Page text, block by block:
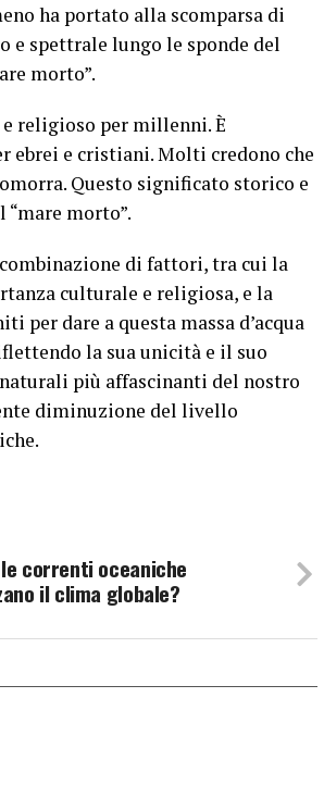
ha portato alla scomparsa di
e spettrale lungo le sponde del
morto”.
religioso per millenni. È
ebrei e cristiani. Molti credono che
Questo significato storico e
morto”.
di fattori, tra cui la
culturale e religiosa, e la
per dare a questa massa d’acqua
la sua unicità e il suo
più affascinanti del nostro
diminuzione del livello
correnti oceaniche
il clima globale?